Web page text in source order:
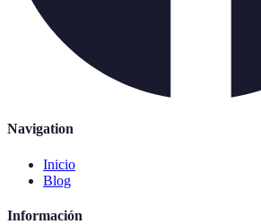
Navigation
Inicio
Blog
Información